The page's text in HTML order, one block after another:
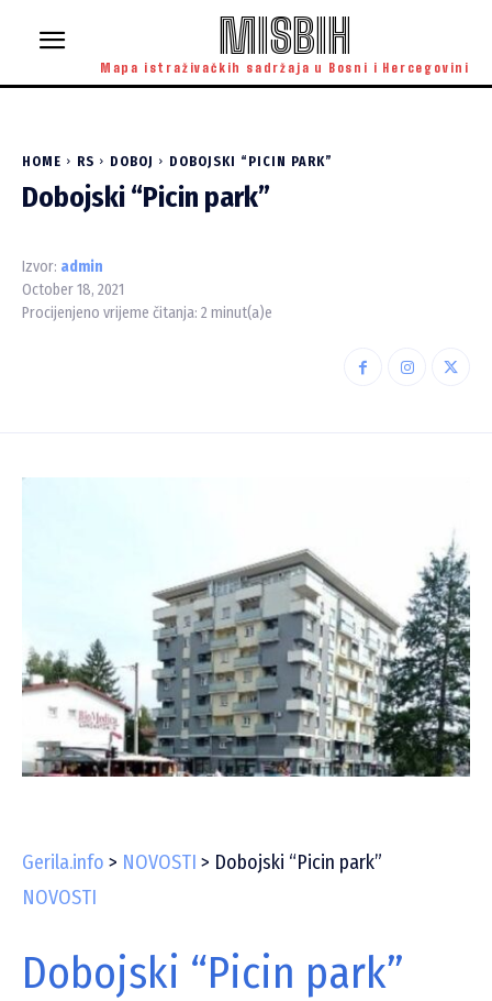
MISBIH
Mapa istraživačkih sadržaja u Bosni i Hercegovini
HOME RS DOBOJ DOBOJSKI “PICIN PARK”
Dobojski “Picin park”
Izvor: admin
October 18, 2021
Procijenjeno vrijeme čitanja: 2 minut(a)e
Gerila.info > NOVOSTI > Dobojski “Picin park”
NOVOSTI
Dobojski “Picin park”